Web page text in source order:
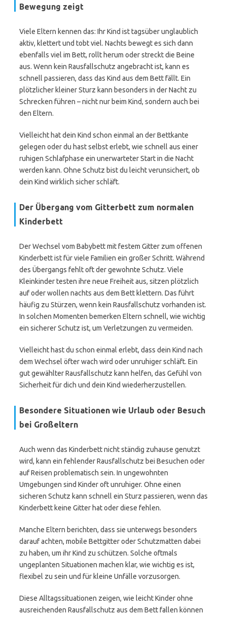
Bewegung zeigt
Viele Eltern kennen das: Ihr Kind ist tagsüber unglaublich
aktiv, klettert und tobt viel. Nachts bewegt es sich dann
ebenfalls viel im Bett, rollt herum oder streckt die Beine
aus. Wenn kein Rausfallschutz angebracht ist, kann es
schnell passieren, dass das Kind aus dem Bett fällt. Ein
plötzlicher kleiner Sturz kann besonders in der Nacht zu
Schrecken führen – nicht nur beim Kind, sondern auch bei
den Eltern.
Vielleicht hat dein Kind schon einmal an der Bettkante
gelegen oder du hast selbst erlebt, wie schnell aus einer
ruhigen Schlafphase ein unerwarteter Start in die Nacht
werden kann. Ohne Schutz bist du leicht verunsichert, ob
dein Kind wirklich sicher schläft.
Der Übergang vom Gitterbett zum normalen
Kinderbett
Der Wechsel vom Babybett mit festem Gitter zum offenen
Kinderbett ist für viele Familien ein großer Schritt. Während
des Übergangs fehlt oft der gewohnte Schutz. Viele
Kleinkinder testen ihre neue Freiheit aus, sitzen plötzlich
auf oder wollen nachts aus dem Bett klettern. Das führt
häufig zu Stürzen, wenn kein Rausfallschutz vorhanden ist.
In solchen Momenten bemerken Eltern schnell, wie wichtig
ein sicherer Schutz ist, um Verletzungen zu vermeiden.
Vielleicht hast du schon einmal erlebt, dass dein Kind nach
dem Wechsel öfter wach wird oder unruhiger schläft. Ein
gut gewählter Rausfallschutz kann helfen, das Gefühl von
Sicherheit für dich und dein Kind wiederherzustellen.
Besondere Situationen wie Urlaub oder Besuch
bei Großeltern
Auch wenn das Kinderbett nicht ständig zuhause genutzt
wird, kann ein fehlender Rausfallschutz bei Besuchen oder
auf Reisen problematisch sein. In ungewohnten
Umgebungen sind Kinder oft unruhiger. Ohne einen
sicheren Schutz kann schnell ein Sturz passieren, wenn das
Kinderbett keine Gitter hat oder diese fehlen.
Manche Eltern berichten, dass sie unterwegs besonders
darauf achten, mobile Bettgitter oder Schutzmatten dabei
zu haben, um ihr Kind zu schützen. Solche oftmals
ungeplanten Situationen machen klar, wie wichtig es ist,
flexibel zu sein und für kleine Unfälle vorzusorgen.
Diese Alltagssituationen zeigen, wie leicht Kinder ohne
ausreichenden Rausfallschutz aus dem Bett fallen können